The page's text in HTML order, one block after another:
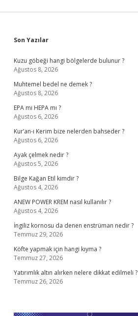
Sidebar
Son Yazılar
Kuzu göbeği hangi bölgelerde bulunur ?
Ağustos 8, 2026
Muhtemel bedel ne demek ?
Ağustos 8, 2026
EPA mı HEPA mı ?
Ağustos 6, 2026
Kur’an-ı Kerim bize nelerden bahseder ?
Ağustos 6, 2026
Ayak çelmek nedir ?
Ağustos 5, 2026
Bilge Kağan Etil kimdir ?
Ağustos 4, 2026
ANEW POWER KREM nasıl kullanılır ?
Ağustos 4, 2026
İngiliz kornosu da denen enstrüman nedir ?
Temmuz 29, 2026
Köfte yapmak için hangi kıyma ?
Temmuz 27, 2026
Yatırımlık altın alırken nelere dikkat edilmeli ?
Temmuz 26, 2026